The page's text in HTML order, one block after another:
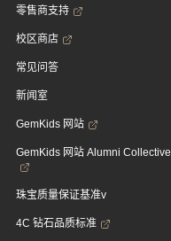
零售商支持
校区商店
常见问答
新闻室
GemKids 网站
GemKids 网站 Alumni Collective
珠宝质量保证基准v
4C 钻石品质标准